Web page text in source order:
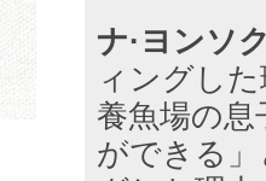
ナ·ヨンソ
ィングし
養魚場の息
ができる」